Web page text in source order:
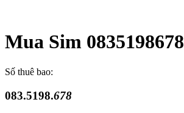
Mua Sim 0835198678
Số thuê bao:
083.5198.678